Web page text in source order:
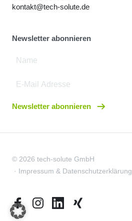
kontakt@tech-solute.de
Newsletter abonnieren
Newsletter abonnieren
© 2026 tech-solute GmbH
Impressum & Datenschutzerklärung